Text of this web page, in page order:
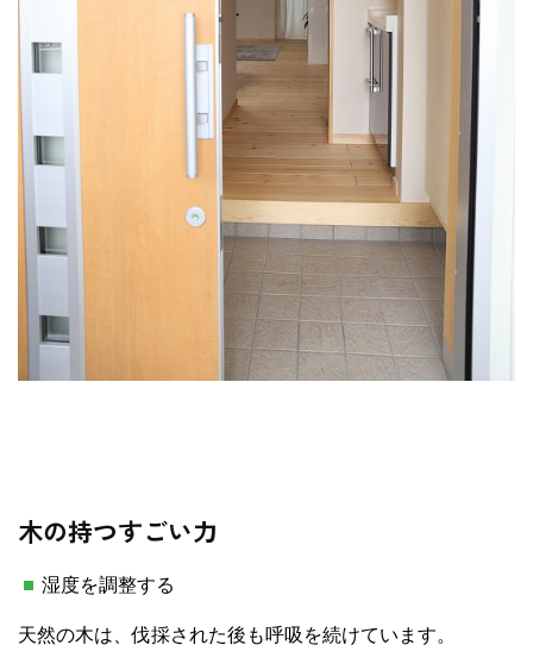
木の持つすごい力
湿度を調整する
天然の木は、伐採された後も呼吸を続けています。